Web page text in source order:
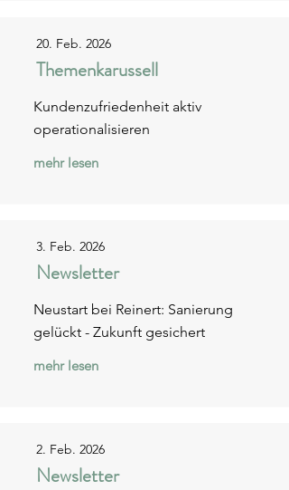
20. Feb. 2026
Themenkarussell
Kundenzufriedenheit aktiv
operationalisieren
mehr lesen
3. Feb. 2026
Newsletter
Neustart bei Reinert: Sanierung
gelückt - Zukunft gesichert
mehr lesen
2. Feb. 2026
Newsletter